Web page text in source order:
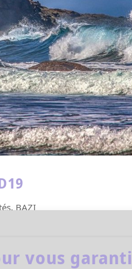
vous
,BAZI
énergétique du